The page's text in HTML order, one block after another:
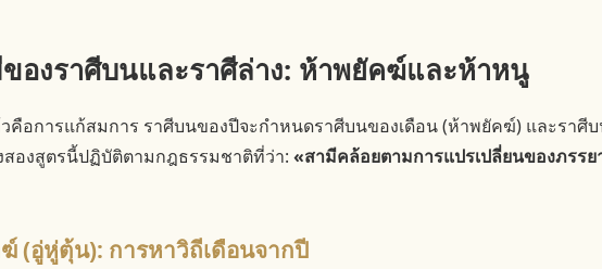
องราศีบนและราศีล่าง: ห้าพยัคฆ์และห้าหนู
คือการแก้สมการ ราศีบนของปีจะกำหนดราศีบนของเดือน (ห้าพยัคฆ์) และราศี
องสูตรนี้ปฏิบัติตามกฎธรรมชาติที่ว่า: «สามีคล้อยตามการแปรเปลี่ยนของภรร
(อู่หู่ตุ้น): การหาวิถีเดือนจากปี